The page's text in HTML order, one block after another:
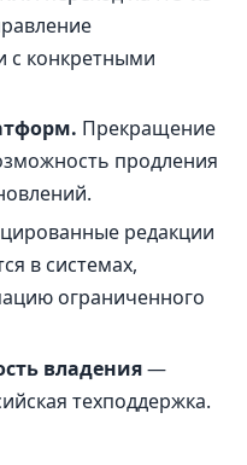
с конкретными
Прекращение
продления
редакции
в системах,
ограниченного
владения—
техподдержка.